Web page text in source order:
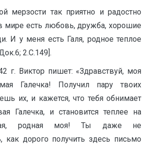
мерзости так приятно и радостно
мире есть любовь, дружба, хорошие
И у меня есть Галя, родное теплое
2.С.149].
г. Виктор пишет: «Здравствуй, моя
Галечка! Получил пару твоих
их, и кажется, что тебя обнимает
Галечка, и становится теплее на
родная моя! Ты даже не
как дорого получить здесь письмо